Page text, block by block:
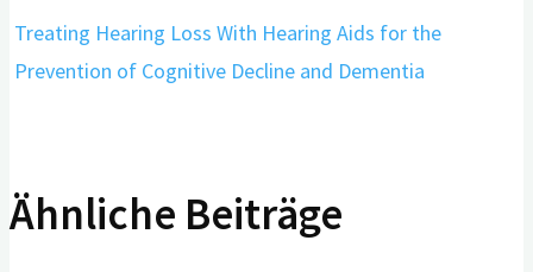
Treating Hearing Loss With Hearing Aids for the
Prevention of Cognitive Decline and Dementia
Ähnliche Beiträge